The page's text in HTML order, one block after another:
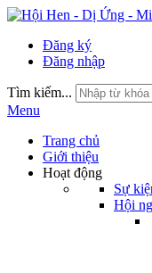
Đăng ký
Đăng nhập
Tìm kiếm...
Menu
Trang chủ
Giới thiệu
Hoạt động
Sự
Hội